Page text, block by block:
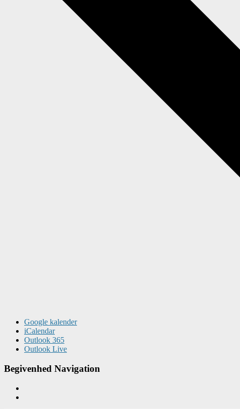
Google kalender
iCalendar
Outlook 365
Outlook Live
Begivenhed Navigation